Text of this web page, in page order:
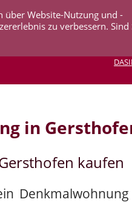
über Website-Nutzung und -
zu verbessern. Sind
KOOPERATION
in
kaufen